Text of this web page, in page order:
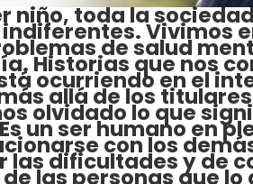
niño, toda la
Vivimos
de salud
Historias que nos
ocurriendo en el
allá de los
olvidado lo que
un ser humano en
con los
dificultades y de
las personas que